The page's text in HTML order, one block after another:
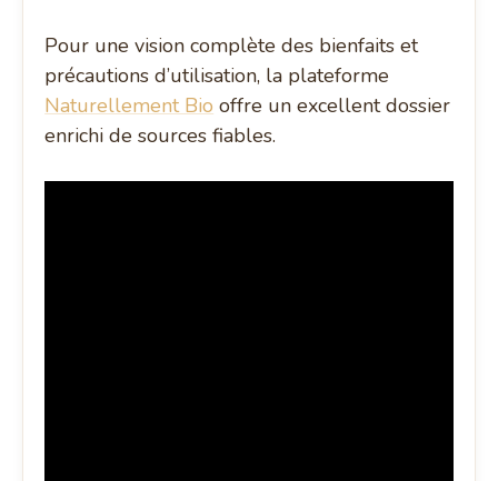
Pour une vision complète des bienfaits et
précautions d’utilisation, la plateforme
Naturellement Bio offre un excellent dossier
enrichi de sources fiables.